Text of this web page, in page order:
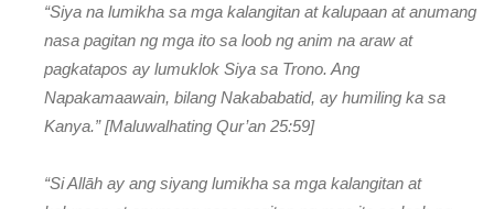
“Siya na lumikha sa mga kalangitan at kalupaan at anumang
nasa pagitan ng mga ito sa loob ng anim na araw at
pagkatapos ay lumuklok Siya sa Trono. Ang
Napakamaawain, bilang Nakababatid, ay humiling ka sa
Kanya.” [Maluwalhating Qur’an 25:59]
“Si Allāh ay ang siyang lumikha sa mga kalangitan at